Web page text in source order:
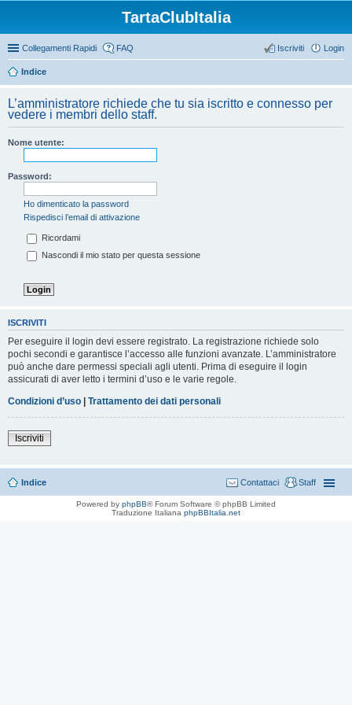
TartaClubItalia
Collegamenti Rapidi FAQ Login
Iscriviti
Indice
L’amministratore richiede che tu sia iscritto e connesso per
vedere i membri dello staff.
Nome utente:
Password:
Ho dimenticato la password
Rispedisci l’email di attivazione
Ricordami
Nascondi il mio stato per questa sessione
ISCRIVITI
Per eseguire il login devi essere registrato. La registrazione richiede solo
pochi secondi e garantisce l’accesso alle funzioni avanzate. L’amministratore
può anche dare permessi speciali agli utenti. Prima di eseguire il login
assicurati di aver letto i termini d’uso e le varie regole.
Condizioni d’uso | Trattamento dei dati personali
Iscriviti
Indice Staff
Contattaci
Powered by phpBB® Forum Software © phpBB Limited
Traduzione Italiana phpBBItalia.net